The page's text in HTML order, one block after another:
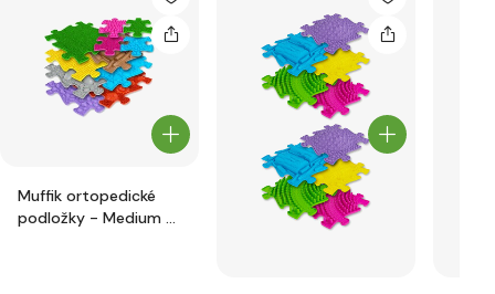
Muffik ortopedické
podložky - Medium 2